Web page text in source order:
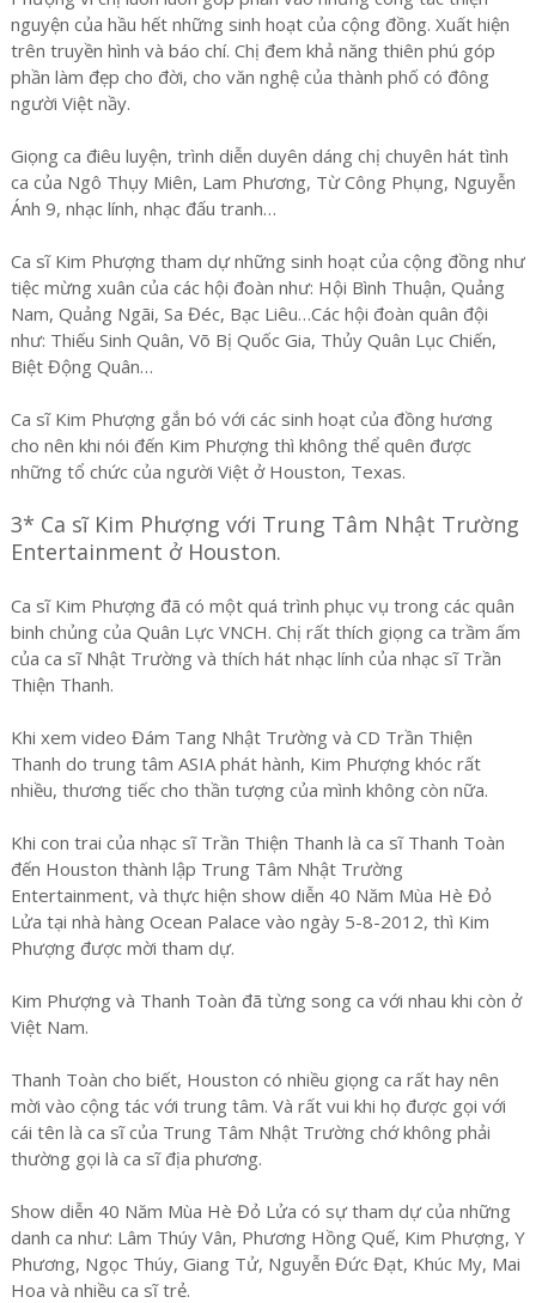
nguyện của hầu hết những sinh hoạt của cộng đồng. Xuất hiện
trên truyền hình và báo chí. Chị đem khả năng thiên phú góp
phần làm đẹp cho đời, cho văn nghệ của thành phố có đông
người Việt nầy.
Giọng ca điêu luyện, trình diễn duyên dáng chị chuyên hát tình
ca của Ngô Thụy Miên, Lam Phương, Từ Công Phụng, Nguyễn
Ánh 9, nhạc lính, nhạc đấu tranh…
Ca sĩ Kim Phượng tham dự những sinh hoạt của cộng đồng như
tiệc mừng xuân của các hội đoàn như: Hội Bình Thuận, Quảng
Nam, Quảng Ngãi, Sa Đéc, Bạc Liêu…Các hội đoàn quân đội
như: Thiếu Sinh Quân, Võ Bị Quốc Gia, Thủy Quân Lục Chiến,
Biệt Động Quân…
Ca sĩ Kim Phượng gắn bó với các sinh hoạt của đồng hương
cho nên khi nói đến Kim Phượng thì không thể quên được
những tổ chức của người Việt ở Houston, Texas.
3* Ca sĩ Kim Phượng với Trung Tâm Nhật Trường
Entertainment ở Houston.
Ca sĩ Kim Phượng đã có một quá trình phục vụ trong các quân
binh chủng của Quân Lực VNCH. Chị rất thích giọng ca trầm ấm
của ca sĩ Nhật Trường và thích hát nhạc lính của nhạc sĩ Trần
Thiện Thanh.
Khi xem video Đám Tang Nhật Trường và CD Trần Thiện
Thanh do trung tâm ASIA phát hành, Kim Phượng khóc rất
nhiều, thương tiếc cho thần tượng của mình không còn nữa.
Khi con trai của nhạc sĩ Trần Thiện Thanh là ca sĩ Thanh Toàn
đến Houston thành lập Trung Tâm Nhật Trường
Entertainment, và thực hiện show diễn 40 Năm Mùa Hè Đỏ
Lửa tại nhà hàng Ocean Palace vào ngày 5-8-2012, thì Kim
Phượng được mời tham dự.
Kim Phượng và Thanh Toàn đã từng song ca với nhau khi còn ở
Việt Nam.
Thanh Toàn cho biết, Houston có nhiều giọng ca rất hay nên
mời vào cộng tác với trung tâm. Và rất vui khi họ được gọi với
cái tên là ca sĩ của Trung Tâm Nhật Trường chớ không phải
thường gọi là ca sĩ địa phương.
Show diễn 40 Năm Mùa Hè Đỏ Lửa có sự tham dự của những
danh ca như: Lâm Thúy Vân, Phương Hồng Quế, Kim Phượng, Y
Phương, Ngọc Thúy, Giang Tử, Nguyễn Đức Đạt, Khúc My, Mai
Hoa và nhiều ca sĩ trẻ.